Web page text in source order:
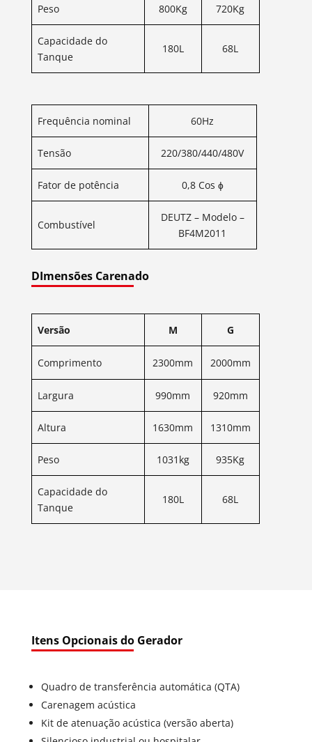
Peso 800Kg 720Kg
Capacidade do
Tanque
180L 68L
Frequência nominal 60Hz
Tensão 220/380/440/480V
Fator de potência 0,8 Cos ɸ
Combustível
DEUTZ – Modelo –
BF4M2011
DImensões Carenado
Versão M G
Comprimento 2300mm 2000mm
Largura 990mm 920mm
Altura 1630mm 1310mm
Peso 1031kg 935Kg
Capacidade do
Tanque
180L 68L
Itens Opcionais do Gerador
Quadro de transferência automática (QTA)
Carenagem acústica
Kit de atenuação acústica (versão aberta)